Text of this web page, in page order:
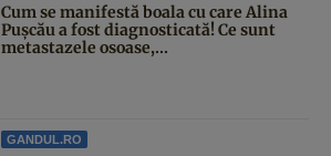
Cum se manifestă boala cu care Alina
Pușcău a fost diagnosticată! Ce sunt
metastazele osoase,...
GANDUL.RO